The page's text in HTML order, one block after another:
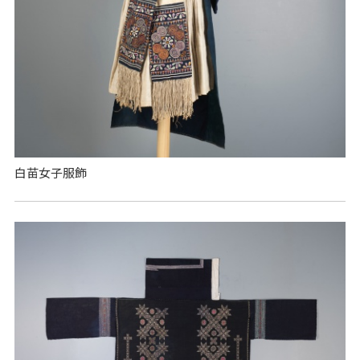
白苗女子服飾